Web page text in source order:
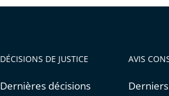
DÉCISIONS DE JUSTICE
Dernières décisions
AVIS